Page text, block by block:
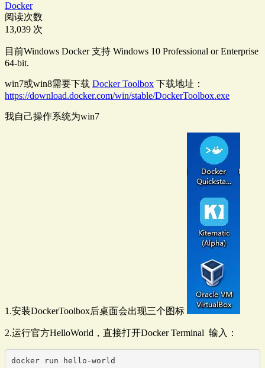
Docker
阅读次数
13,039 次
目前Windows Docker 支持 Windows 10 Professional or Enterprise
64-bit.
win7或win8需要下载 Docker Toolbox 下载地址：
https://download.docker.com/win/stable/DockerToolbox.exe
我自己操作系统为win7
1.安装DockerToolbox后桌面会出现三个图标
2.运行官方HelloWorld，直接打开Docker Terminal 输入：
docker run hello-world